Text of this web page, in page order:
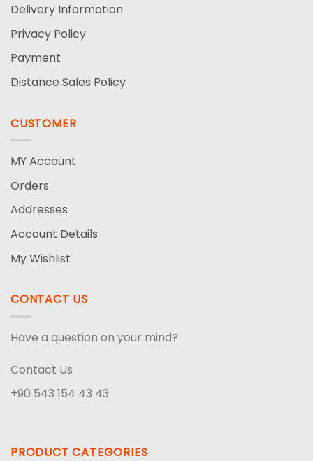
Delivery Information
Privacy Policy
Payment
Distance Sales Policy
CUSTOMER
MY Account
Orders
Addresses
Account Details
My Wishlist
CONTACT US
Have a question on your mind?
Contact Us
+90 543 154 43 43
PRODUCT CATEGORIES